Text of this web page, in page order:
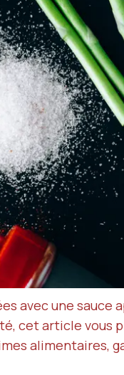
avec une sauce
cet article vous
alimentaires,